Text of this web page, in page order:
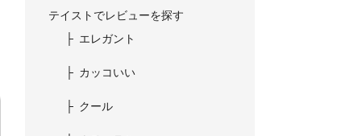
テイストでレビューを探す
エレガント
カッコいい
クール